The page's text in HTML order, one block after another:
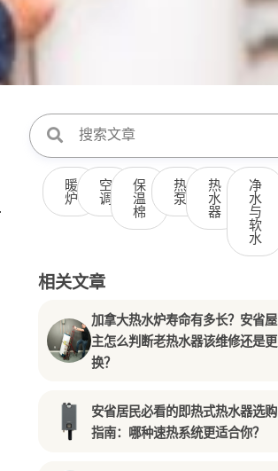
暖
炉
空
调
保
温
棉
热
泵
热
水
器
净
水
与
软
水
相关文章
加拿大热水炉寿命有多长？安省屋
主怎么判断老热水器该维修还是更
换？
安省居民必看的即热式热水器选购
指南：哪种速热系统更适合你？